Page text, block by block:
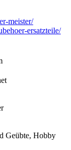
meister/
ersatzteile/
Geübte, Hobby